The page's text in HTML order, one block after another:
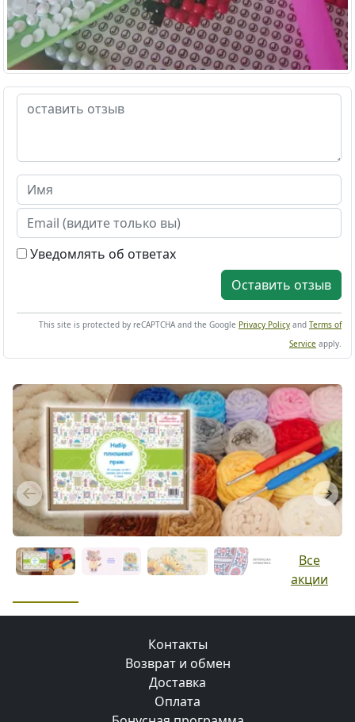
Уведомлять об ответах
Оставить отзыв
This site is protected by reCAPTCHA and the Google Privacy Policy and Terms of
Service apply.
Previous Next
Все
акции
Контакты
Возврат и обмен
Доставка
Оплата